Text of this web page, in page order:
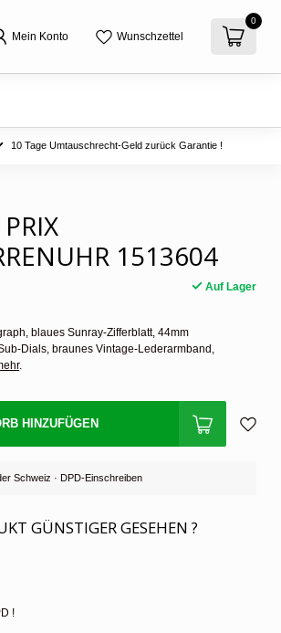
Mein Konto Wunschzettel
0
10 Tage Umtauschrecht-Geld zurück Garantie !
1513604
Auf Lager
blaues Sunray-Zifferblatt, 44mm
Dials, braunes Vintage-Lederarmband,
.
HINZUFÜGEN
Schweiz · DPD-Einschreiben
GÜNSTIGER GESEHEN ?
!